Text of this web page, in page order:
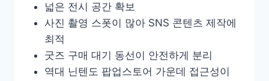
넓은 전시 공간 확보
사진 촬영 스폿이 많아 SNS 콘텐츠 제작에
최적
굿즈 구매 대기 동선이 안전하게 분리
역대 닌텐도 팝업스토어 가운데 접근성이